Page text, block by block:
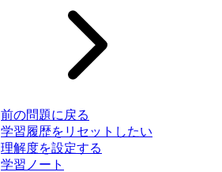
前の問題に戻る
学習履歴をリセットしたい
理解度を設定する
学習ノート